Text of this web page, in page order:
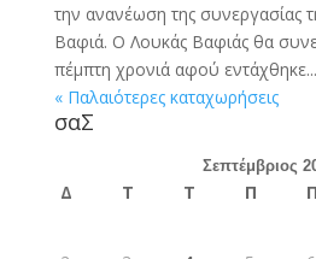
την ανανέωση της συνεργασίας
Βαφιά. Ο Λουκάς Βαφιάς θα
πέμπτη χρονιά αφού εντάχθηκε...
« Παλαιότερες καταχωρήσεις
σαΣ
Σεπτέμβριος
Δ Τ Τ Π Π